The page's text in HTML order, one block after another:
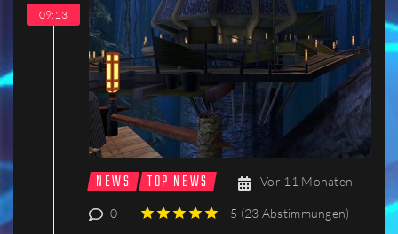
09:23
NEWS TOP NEWS Vor 11 Monaten
0 5 (23 Abstimmungen)